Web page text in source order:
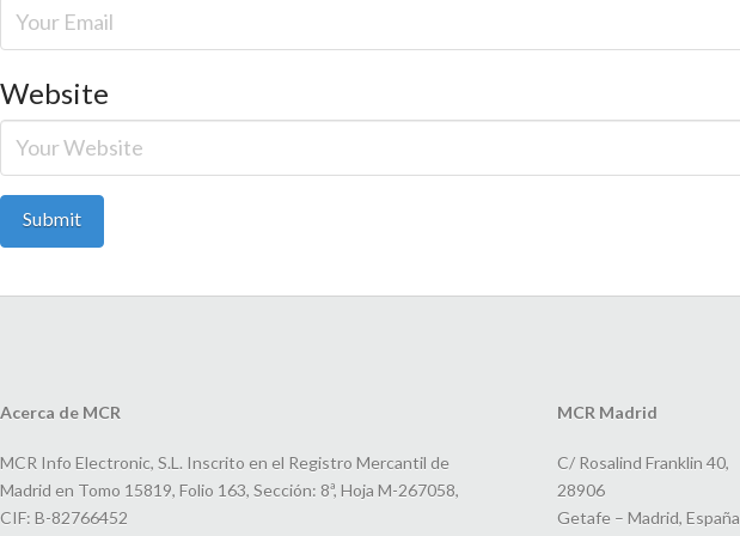
Website
Acerca de MCR
MCR Info Electronic, S.L. Inscrito en el Registro Mercantil de
Madrid en Tomo 15819, Folio 163, Sección: 8ª, Hoja M-267058,
CIF: B-82766452
MCR Madrid
C/ Rosalind Franklin 40,
28906
Getafe – Madrid, España